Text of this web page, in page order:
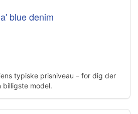
blue denim
typiske prisniveau – for dig der
billigste model.